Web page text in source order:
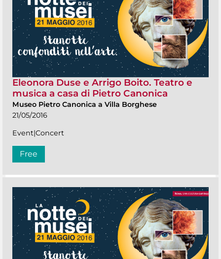
Eleonora Duse e Arrigo Boito. Teatro e
musica a casa di Pietro Canonica
Museo Pietro Canonica a Villa Borghese
21/05/2016
Event|Concert
Free